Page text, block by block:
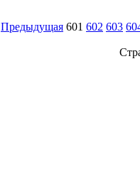
Предыдущая 601 602 603